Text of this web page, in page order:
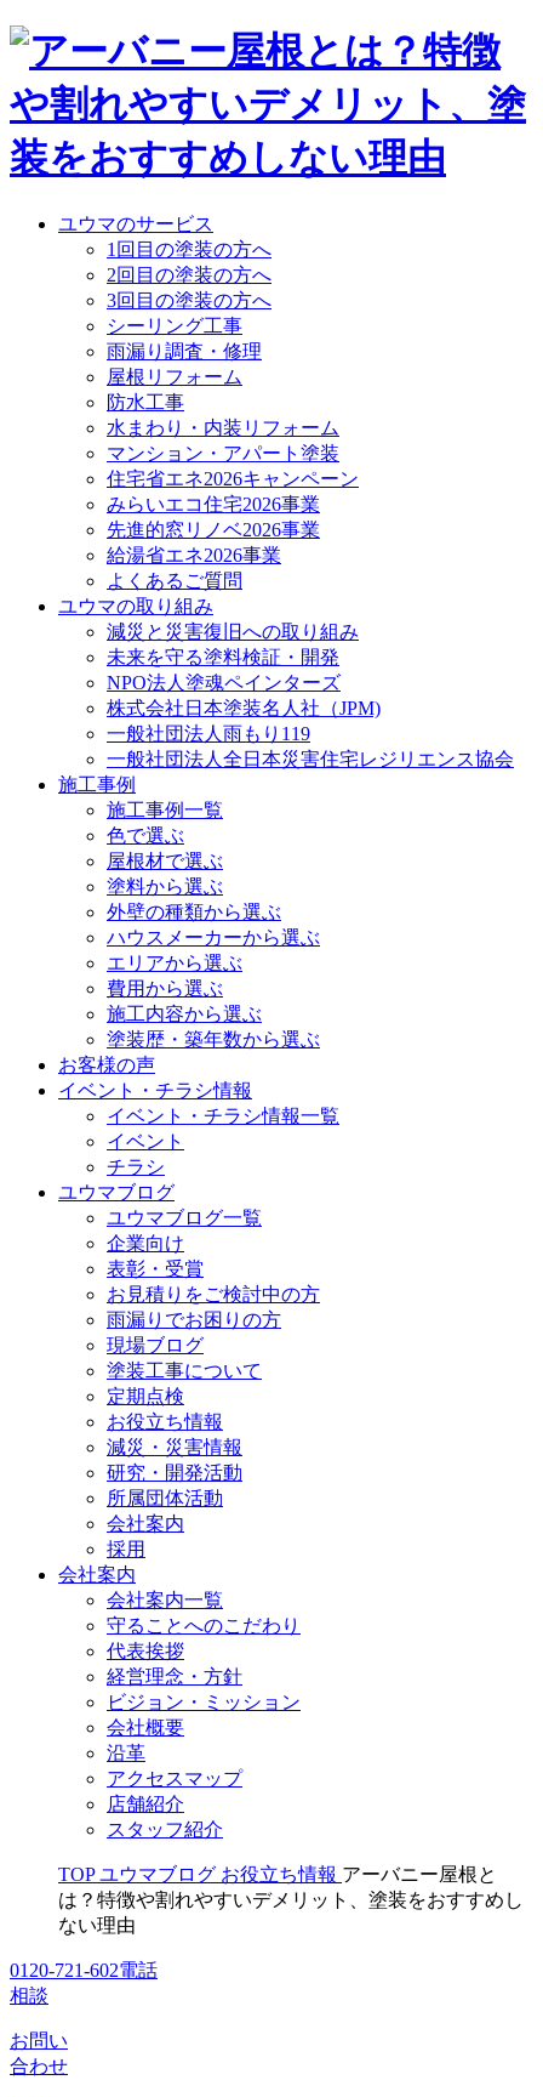
ユウマのサービス
1回目の塗装の方へ
2回目の塗装の方へ
3回目の塗装の方へ
シーリング工事
雨漏り調査・修理
屋根リフォーム
防水工事
水まわり・内装リフォーム
マンション・アパート塗装
住宅省エネ2026キャンペーン
みらいエコ住宅2026事業
先進的窓リノベ2026事業
給湯省エネ2026事業
よくあるご質問
ユウマの取り組み
減災と災害復旧への取り組み
未来を守る塗料検証・開発
NPO法人塗魂ペインターズ
株式会社日本塗装名人社（JPM)
一般社団法人雨もり119
一般社団法人全日本災害住宅レジリエンス協会
施工事例
施工事例一覧
色で選ぶ
屋根材で選ぶ
塗料から選ぶ
外壁の種類から選ぶ
ハウスメーカーから選ぶ
エリアから選ぶ
費用から選ぶ
施工内容から選ぶ
塗装歴・築年数から選ぶ
お客様の声
イベント・チラシ情報
イベント・チラシ情報一覧
イベント
チラシ
ユウマブログ
ユウマブログ一覧
企業向け
表彰・受賞
お見積りをご検討中の方
雨漏りでお困りの方
現場ブログ
塗装工事について
定期点検
お役立ち情報
減災・災害情報
研究・開発活動
所属団体活動
会社案内
採用
会社案内
会社案内一覧
守ることへのこだわり
代表挨拶
経営理念・方針
ビジョン・ミッション
会社概要
沿革
アクセスマップ
店舗紹介
スタッフ紹介
TOP ユウマブログ お役立ち情報 アーバニー屋根と
は？特徴や割れやすいデメリット、塗装をおすすめし
ない理由
0120-721-602電話
相談
お問い
合わせ